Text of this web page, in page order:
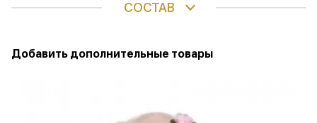
СОСТАВ
Добавить дополнительные товары